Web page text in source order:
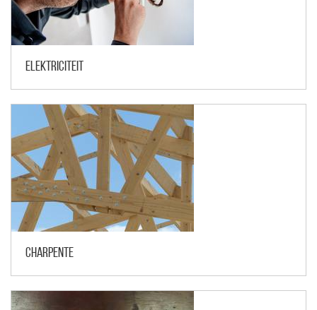
Elektriciteit
Charpente